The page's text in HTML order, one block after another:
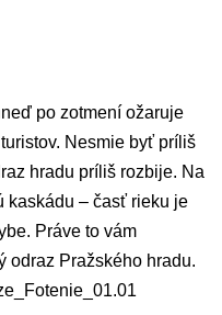
po zotmení ožaruje
Nesmie byť príliš
hradu príliš rozbije. Na
kaskádu – časť rieku je
Práve to vám
odraz Pražského hradu.